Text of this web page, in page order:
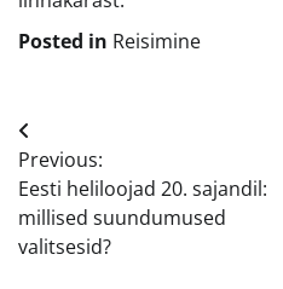
Posted in Reisimine
Navigeerimine
Previous:
Eesti heliloojad 20. sajandil:
millised suundumused
valitsesid?